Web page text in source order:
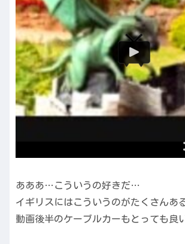
あああ…こういうの好きだ…
イギリスにはこういうのがたくさんあ
動画後半のケーブルカーもとっても良